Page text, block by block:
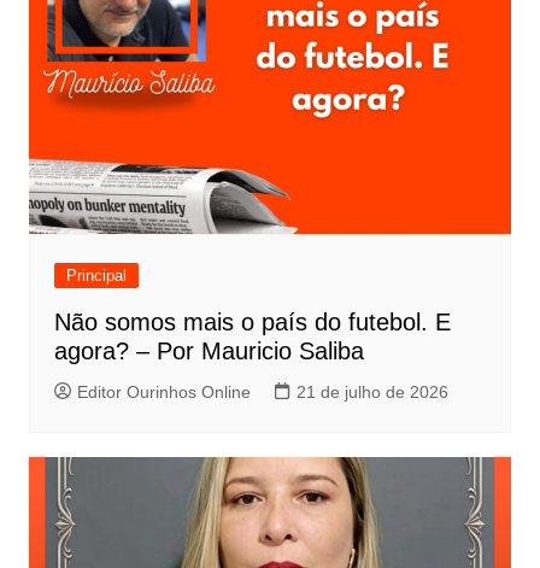
Principal
Não somos mais o país do futebol. E
agora? – Por Mauricio Saliba
Editor Ourinhos Online 21 de julho de 2026